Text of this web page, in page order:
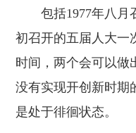
包括1977年八月
初召开的五届人大一
时间，两个会可以做
没有实现开创新时期
是处于徘徊状态。